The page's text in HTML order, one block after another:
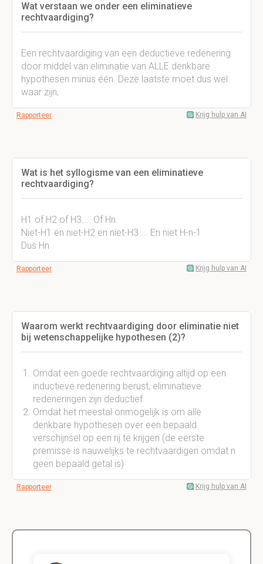
Wat verstaan we onder een eliminatieve
rechtvaardiging?
Een rechtvaardiging van een deductieve redenering
door middel van eliminatie van ALLE denkbare
hypothesen minus één. Deze laatste moet dus wel
waar zijn,
Rapporteer Krijg hulp van AI
Wat is het syllogisme van een eliminatieve
rechtvaardiging?
H1 of H2 of H3.... Of Hn.
Niet-H1 en niet-H2 en niet-H3 ... En niet H-n-1
Dus Hn
Rapporteer Krijg hulp van AI
Waarom werkt rechtvaardiging door eliminatie niet
bij wetenschappelijke hypothesen (2)?
Omdat een goede rechtvaardiging altijd op een
inductieve redenering berust, eliminatieve
redeneringen zijn deductief
Omdat het meestal onmogelijk is om alle
denkbare hypothesen over een bepaald
verschijnsel op een rij te krijgen (de eerste
premisse is nauwelijks te rechtvaardigen omdat n
geen bepaald getal is)
Rapporteer Krijg hulp van AI